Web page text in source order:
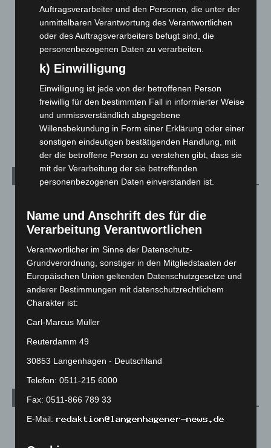
Region Hannover: 21 neue Notfallsanitäter starten beim
Roten Kreuz
5. August 2026
Zeugen
5. August 2026
Celle: Mensch stirbt bei Bagger-Unfall auf Baustelle
5. August 2026
Corona-News
Hannover und Region
Leserbriefe
Menschen
Welt
Archiv
August 2026(14)
Auftragsverarbeiter und den Personen, die unter der
unmittelbaren Verantwortung des Verantwortlichen
oder des Auftragsverarbeiters befugt sind, die
personenbezogenen Daten zu verarbeiten.
k) Einwilligung
Einwilligung ist jede von der betroffenen Person
freiwillig für den bestimmten Fall in informierter Weise
und unmissverständlich abgegebene
Willensbekundung in Form einer Erklärung oder einer
sonstigen eindeutigen bestätigenden Handlung, mit
der die betroffene Person zu verstehen gibt, dass sie
mit der Verarbeitung der sie betreffenden
personenbezogenen Daten einverstanden ist.
Name und Anschrift des für die
Verarbeitung Verantwortlichen
Verantwortlicher im Sinne der Datenschutz-
Grundverordnung, sonstiger in den Mitgliedstaaten der
Europäischen Union geltenden Datenschutzgesetze und
anderer Bestimmungen mit datenschutzrechtlichem
Charakter ist:
Carl-Marcus Müller
Reuterdamm 49
30853 Langenhagen - Deutschland
Telefon: 0511-215 6000
Fax: 0511-866 789 33
E-Mail: